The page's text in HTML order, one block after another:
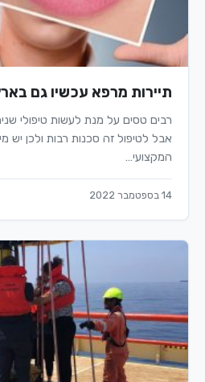
תיירות מרפא עכשיו גם
רבים טסים על מנת לעשות טיפולי
אבל לטיפול זה סכנות רבות ולכן
המקצועי…
14 בספטמבר 2022